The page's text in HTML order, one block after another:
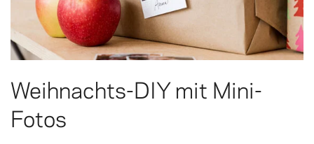
Weihnachts-DIY mit Mini-
Fotos